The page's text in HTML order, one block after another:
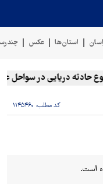
استان‌ها عکس
حادثه دریایی در سواحل عمان
کد مطلب: ۱۱۴۵۴۶۰
است.